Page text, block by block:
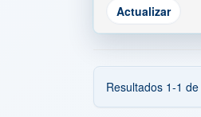
Resultados 1-1 de